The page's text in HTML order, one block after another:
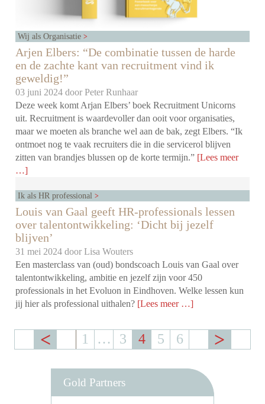
Wij als Organisatie
Arjen Elbers: “De combinatie tussen de harde
en de zachte kant van recruitment vind ik
geweldig!”
03 juni 2024 doorPeter Runhaar
Deze week komt Arjan Elbers’ boek Recruitment Unicorns
uit. Recruitment is waardevoller dan ooit voor organisaties,
maar we moeten als branche wel aan de bak, zegt Elbers. “Ik
ontmoet nog te vaak recruiters die in die servicerol blijven
zitten van brandjes blussen op de korte termijn.” [Lees meer
…]
Ik als HR professional
Louis van Gaal geeft HR-professionals lessen
over talentontwikkeling: ‘Dicht bij jezelf
blijven’
31 mei 2024 doorLisa Wouters
Een masterclass van (oud) bondscoach Louis van Gaal over
talentontwikkeling, ambitie en jezelf zijn voor 450
professionals in het Evoluon in Eindhoven. Welke lessen kun
jij hier als professional uithalen? [Lees meer …]
1 … 3 4 5 6
Gold Partners